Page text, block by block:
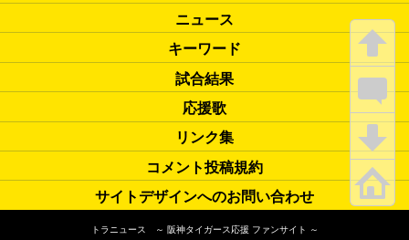
ニュース
キーワード
試合結果
応援歌
リンク集
コメント投稿規約
サイトデザインへのお問い合わせ
トラニュース ～ 阪神タイガース応援 ファンサイト ～